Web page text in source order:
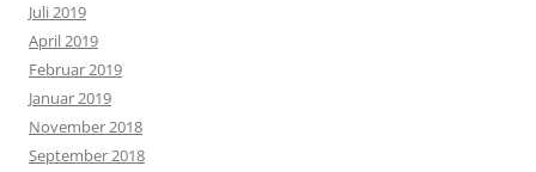
Juli 2019
April 2019
Februar 2019
Januar 2019
November 2018
September 2018